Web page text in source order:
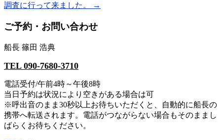
調査に行って来ました。
→
ご予約・お問い合わせ
船長 篠田 浩典
TEL 090-7680-3710
電話受付/午前4時～午後8時
当日予約は状況により空きがある場合は可
※呼出音のまま30秒以上お待ちいただくと、自動的に船長の
携帯へ転送されます。電話がつながらない場合もそのままし
ばらくお待ちください。